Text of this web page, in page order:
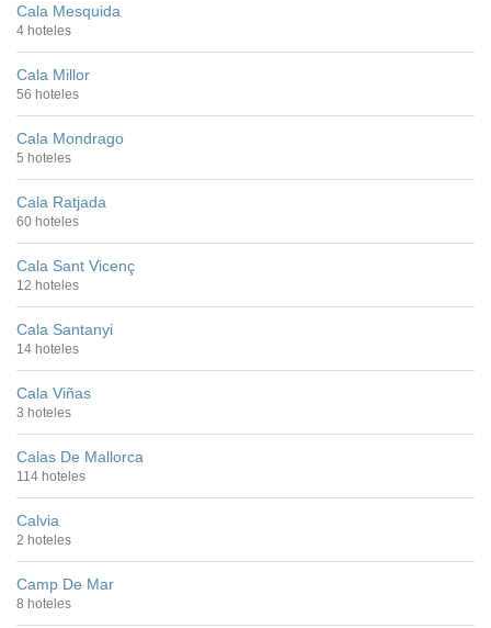
Cala Mesquida
4 hoteles
Cala Millor
56 hoteles
Cala Mondrago
5 hoteles
Cala Ratjada
60 hoteles
Cala Sant Vicenç
12 hoteles
Cala Santanyi
14 hoteles
Cala Viñas
3 hoteles
Calas De Mallorca
114 hoteles
Calvia
2 hoteles
Camp De Mar
8 hoteles